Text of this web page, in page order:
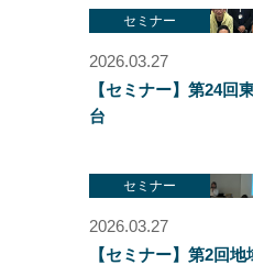
セミナー
2026.03.27
【セミナー】第24回
台
セミナー
2026.03.27
【セミナー】第2回